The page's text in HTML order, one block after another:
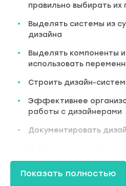
правильно выбирать их
Выделять системы из
дизайна
Выделять компоненты
использовать
Строить дизайн-
Эффективнее
работы с дизайнерами
Документировать
изменения
Показать полностью